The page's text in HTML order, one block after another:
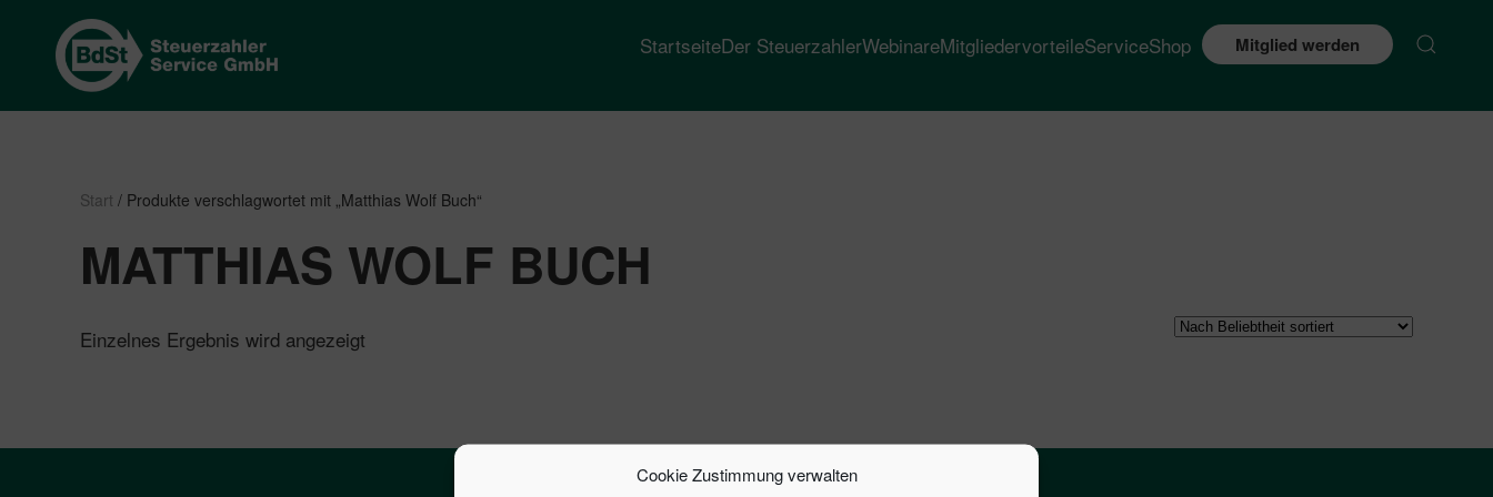
Cookie Zustimmung verwalten
StartseiteDer SteuerzahlerWebinareMitgliedervorteileServiceShop Mitglied werden
Start / Produkte verschlagwortet mit „Matthias Wolf Buch“
MATTHIAS WOLF BUCH
Einzelnes Ergebnis wird angezeigt